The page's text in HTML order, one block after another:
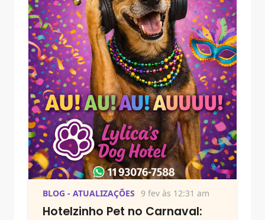
BLOG - ATUALIZAÇÕES 9 fev às 12:31 am
Hotelzinho Pet no Carnaval: